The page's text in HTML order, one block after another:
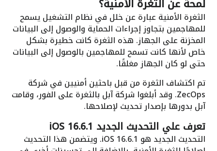
الثغرة الأمنية عبارة عن خلل في نظام التشغيل يسمح
للمهاجمين بتجاوز إجراءات الحماية والوصول إلى البيانات
المخزنة على الجهاز. هذه الثغرة كانت خطيرة بشكل
خاص لأنها كانت تسمح للمهاجمين بالوصول إلى البيانات
حتى لو كان الجهاز مغلقًا.
تم اكتشاف الثغرة من قبل باحثين أمنيين في شركة
ZecOps. وقد أبلغوا شركة آبل بالثغرة على الفور، وقامت
آبل بدورها بإصدار تحديث لإصلاحها.
تعرف علي التحديث الجديد iOS 16.6.1
التحديث الجديد هو iOS 16.6.1. ويتضمن هذا التحديث